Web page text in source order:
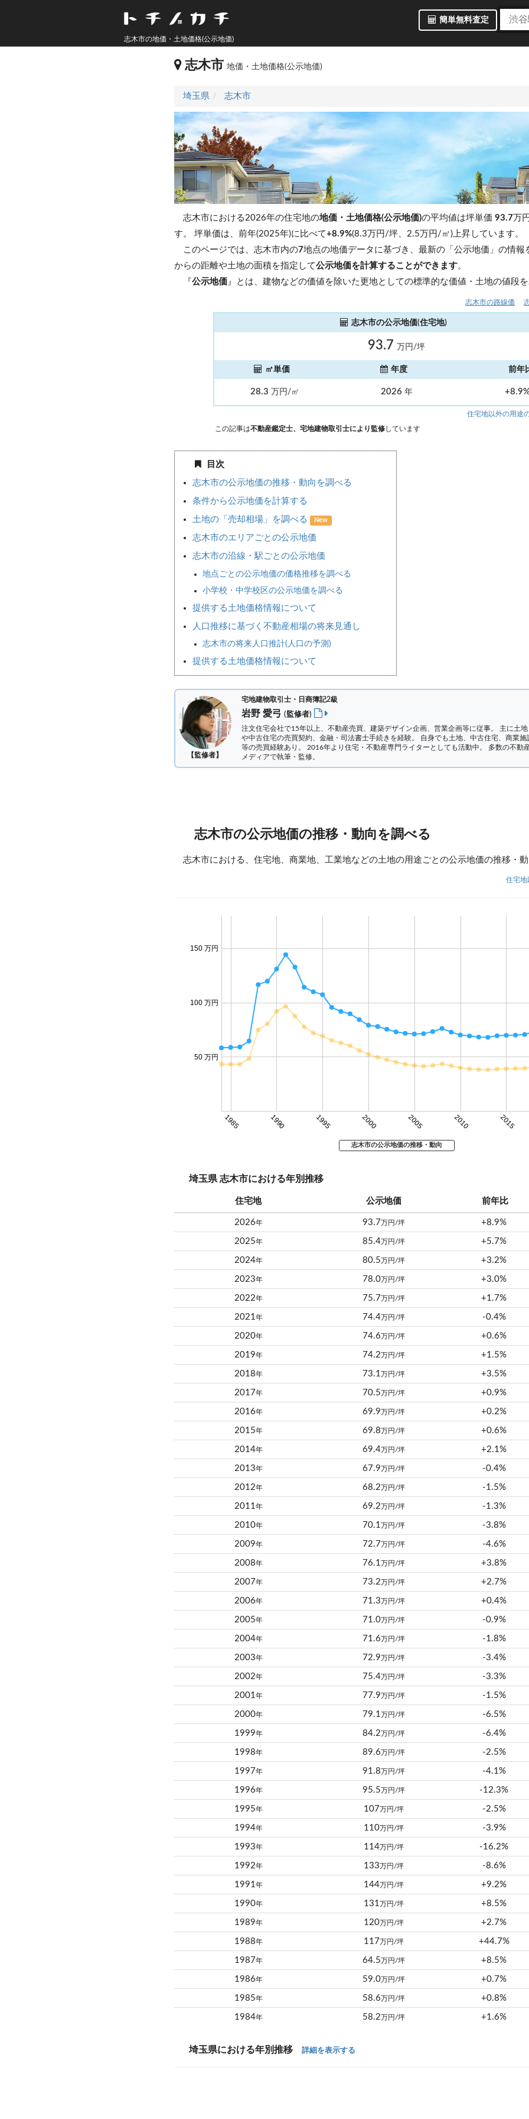
簡単無料査定
志木市の地価・土地価格(公示地価)
志木市地価・土地価格(公示地価)
埼玉県 志木市
志木市における2026年の住宅地の地価・土地価格(公示地価)の平均値は坪単価93.7 万
す。坪単価は、前年(2025年)に比べて+8.9%(8.3万円/坪、2.5万円/㎡)上昇しています。
このページでは、志木市内の7地点の地価データに基づき、最新の「公示地価」の情報
からの距離や土地の面積を指定して公示地価を計算することができます。
『公示地価 』とは、建物などの価値を除いた更地としての標準的な価値・土地の値段
志木市の路線価
志木市の公示地価(住宅地)
93.7万円/坪
㎡単価 年度 前年
28.3万円/㎡ 2026 年
住宅地以外の用途
この記事は不動産鑑定士、宅地建物取引士により監修しています
目次
志木市の公示地価の推移・動向を調べる
条件から公示地価を計算する
土地の「売却相場」を調べる New
志木市のエリアごとの公示地価
志木市の沿線・駅ごとの公示地価
地点ごとの公示地価の価格推移を調べる
小学校・中学校区の公示地価を調べる
提供する土地価格情報について
人口推移に基づく不動産相場の将来見通し
志木市の将来人口推計(人口の予測)
提供する土地価格情報について
【監修者】
宅地建物取引士・日商簿記2級
岩野 愛弓(監修者)
注文住宅会社で15年以上、不動産売買、建築デザイン企画、営業企画等に従事。 主に土地
や中古住宅の売買契約、金融・司法書士手続きを経験。 自身でも土地、中古住宅、商業施
等の売買経験あり。 2016年より住宅・不動産専門ライターとしても活動中。 多数の不動
メディアで執筆・監修。
志木市の公示地価の推移・動向を調べる
志木市における、住宅地、商業地、工業地などの土地の用途ごとの公示地価の推移・
住宅地
1985 1990 1995 2000 2005 2010 2015
50 万円
100 万円
150 万円
志木市の公示地価の推移・動向
埼玉県 志木市における年別推移
住宅地 公示地価 前年比
2026年 93.7 万円/坪 +8.9%
2025年 85.4 万円/坪 +5.7%
2024年 80.5 万円/坪 +3.2%
2023年 78.0 万円/坪 +3.0%
2022年 75.7 万円/坪 +1.7%
2021年 74.4 万円/坪 -0.4%
2020年 74.6 万円/坪 +0.6%
2019年 74.2 万円/坪 +1.5%
2018年 73.1 万円/坪 +3.5%
2017年 70.5 万円/坪 +0.9%
2016年 69.9 万円/坪 +0.2%
2015年 69.8 万円/坪 +0.6%
2014年 69.4 万円/坪 +2.1%
2013年 67.9 万円/坪 -0.4%
2012年 68.2 万円/坪 -1.5%
2011年 69.2 万円/坪 -1.3%
2010年 70.1 万円/坪 -3.8%
2009年 72.7 万円/坪 -4.6%
2008年 76.1 万円/坪 +3.8%
2007年 73.2 万円/坪 +2.7%
2006年 71.3 万円/坪 +0.4%
2005年 71.0 万円/坪 -0.9%
2004年 71.6 万円/坪 -1.8%
2003年 72.9 万円/坪 -3.4%
2002年 75.4 万円/坪 -3.3%
2001年 77.9 万円/坪 -1.5%
2000年 79.1 万円/坪 -6.5%
1999年 84.2 万円/坪 -6.4%
1998年 89.6 万円/坪 -2.5%
1997年 91.8 万円/坪 -4.1%
1996年 95.5 万円/坪 -12.3%
1995年 107 万円/坪 -2.5%
1994年 110 万円/坪 -3.9%
1993年 114 万円/坪 -16.2%
1992年 133 万円/坪 -8.6%
1991年 144 万円/坪 +9.2%
1990年 131 万円/坪 +8.5%
1989年 120 万円/坪 +2.7%
1988年 117 万円/坪 +44.7%
1987年 64.5 万円/坪 +8.5%
1986年 59.0 万円/坪 +0.7%
1985年 58.6 万円/坪 +0.8%
1984年 58.2 万円/坪 +1.6%
埼玉県における年別推移 詳細を表示する